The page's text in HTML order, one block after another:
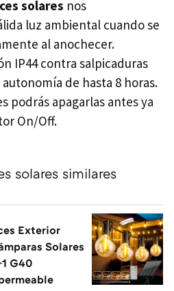
solares nos
luz ambiental cuando se
al anochecer.
IP44 contra salpicaduras
de hasta 8 horas.
podrás apagarlas antes ya
On/Off.
solares similares
Exterior
Solares
G40